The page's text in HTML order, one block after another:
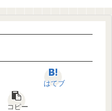
はてブ
コピー